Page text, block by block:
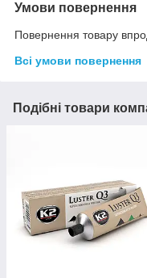
Умови повернення
Повернення товару
Всі умови повернення
Подібні товари